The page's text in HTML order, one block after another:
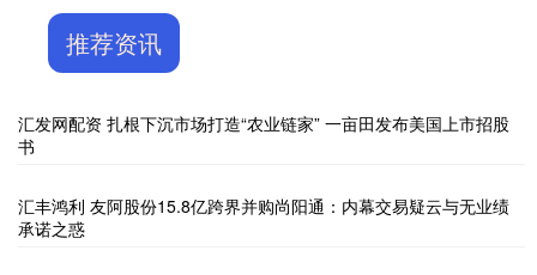
推荐资讯
汇发网配资 扎根下沉市场打造“农业链家” 一亩田发布美国上市招股
书
汇丰鸿利 友阿股份15.8亿跨界并购尚阳通：内幕交易疑云与无业绩
承诺之惑